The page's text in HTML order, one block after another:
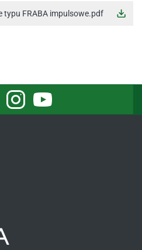
typu FRABA impulsowe.pdf
InstagramYoutube